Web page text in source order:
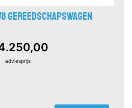
GEREEDSCHAPSWAGEN
adviesprijs